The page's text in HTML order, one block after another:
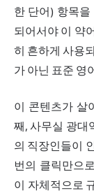
한 단어) 항목
되어서야 이 약
히 흔하게 사용
가 아닌 표준 영
이 콘텐츠가 살
째, 사무실 광대
의 직장인들이
번의 클릭만으
이 자체적으로